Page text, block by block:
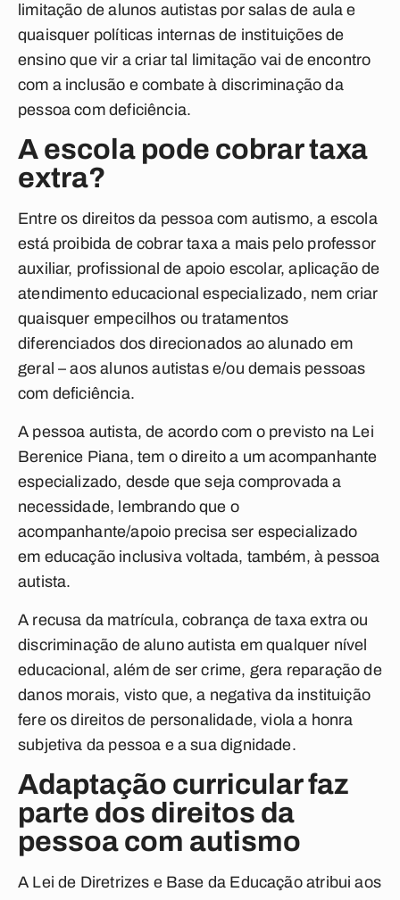
limitação de alunos autistas por salas de aula e
quaisquer políticas internas de instituições de
ensino que vir a criar tal limitação vai de encontro
com a inclusão e combate à discriminação da
pessoa com deficiência.
A escola pode cobrar taxa
extra?
Entre os direitos da pessoa com autismo, a escola
está proibida de cobrar taxa a mais pelo professor
auxiliar, profissional de apoio escolar, aplicação de
atendimento educacional especializado, nem criar
quaisquer empecilhos ou tratamentos
diferenciados dos direcionados ao alunado em
geral – aos alunos autistas e/ou demais pessoas
com deficiência.
A pessoa autista, de acordo com o previsto na Lei
Berenice Piana, tem o direito a um acompanhante
especializado, desde que seja comprovada a
necessidade, lembrando que o
acompanhante/apoio precisa ser especializado
em educação inclusiva voltada, também, à pessoa
autista.
A recusa da matrícula, cobrança de taxa extra ou
discriminação de aluno autista em qualquer nível
educacional, além de ser crime, gera reparação de
danos morais, visto que, a negativa da instituição
fere os direitos de personalidade, viola a honra
subjetiva da pessoa e a sua dignidade.
Adaptação curricular faz
parte dos direitos da
pessoa com autismo
A Lei de Diretrizes e Base da Educação atribui aos